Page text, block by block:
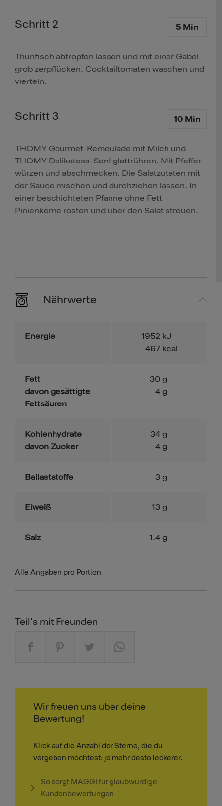
Schritt 2 5 Min
Thunfisch abtropfen lassen und mit einer Gabel
grob zerpflücken. Cocktailtomaten waschen und
vierteln.
Schritt 3 10 Min
THOMY Gourmet-Remoulade mit Milch und
THOMY Delikatess-Senf glattrühren. Mit Pfeffer
würzen und abschmecken. Die Salatzutaten mit
der Sauce mischen und durchziehen lassen. In
einer beschichteten Pfanne ohne Fett
Pinienkerne rösten und über den Salat streuen.
Nährwerte
Energie 1952 kJ
467 kcal
Fett
davon gesättigte
Fettsäuren
30 g
4 g
Kohlenhydrate
davon Zucker
34 g
4 g
Ballaststoffe 3 g
Eiweiß 13 g
Salz 1.4 g
Alle Angaben pro Portion
Teil's mit Freunden
Wir freuen uns über deine
Bewertung!
Klick auf die Anzahl der Sterne, die du
vergeben möchtest: je mehr desto leckerer.
So sorgt MAGGI für glaubwürdige
Kundenbewertungen